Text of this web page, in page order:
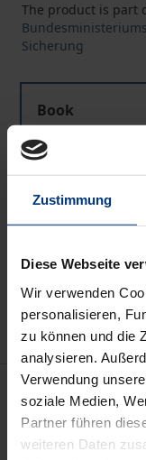
Zustimmung
Diese Webseite
Wir verwenden
personalisieren,
zu können und die
analysieren.
Verwendung
soziale Medien,
Partner führen
weiteren Daten
The product is part
Sicherung
Book
ISBN 978-3-
Add to Wish
Delivery cost notice
Description
Die Bedeutung